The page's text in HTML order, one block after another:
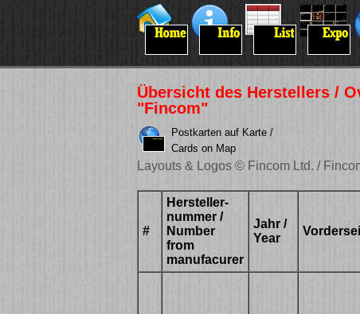
Übersicht des Herstellers /
"Fincom"
Postkarten auf Karte /
Cards on Map
Layouts & Logos © Fincom Ltd. /
#
Hersteller-
nummer /
Number
from
manufacurer
Jahr /
Year